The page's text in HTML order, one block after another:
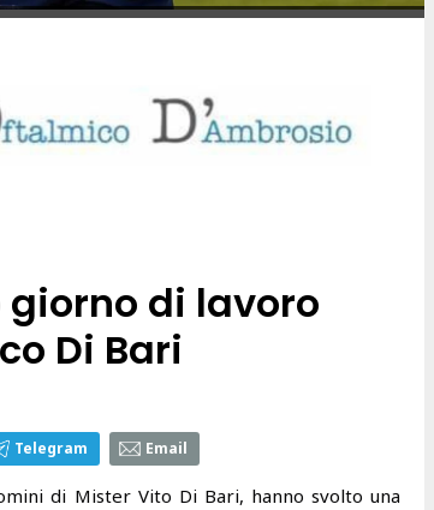
di lavoro
Di Bari
Telegram Email
di Mister Vito Di Bari, hanno svolto una